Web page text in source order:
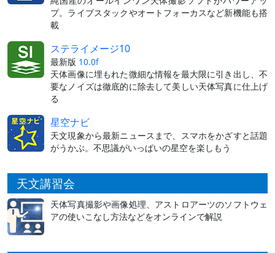
プ。ライブスタックやオートフォーカスなど新機能も搭
載
ステライメージ10
最新版 10.0f
天体画像に埋もれた微細な情報を最大限に引き出し、不
要なノイズは徹底的に除去して美しい天体写真に仕上げ
る
星空ナビ
天文現象から最新ニュースまで、スマホをかざすと話題
がうかぶ。不思議がいっぱいの星空を楽しもう
天文講習会
天体写真撮影や画像処理、アストロアーツのソフトウェ
アの使いこなし方法などをオンラインで解説